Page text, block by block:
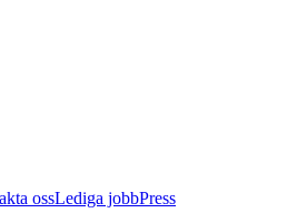
ossLediga jobbPress